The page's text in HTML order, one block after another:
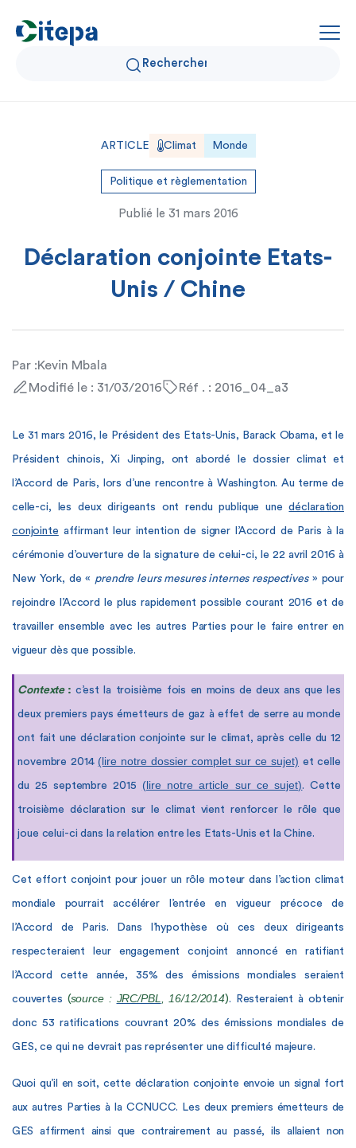
Qui sommes-nous ?
Données Air et Climat
Expertise et solutions
ARTICLE Climat Monde
Politique et règlementation
Publié le 31 mars 2016
Déclaration conjointe Etats-
Unis / Chine
Par :Kevin Mbala
Modifié le : 31/03/2016
Réf . : 2016_04_a3
Le 31 mars 2016, le Président des Etats-Unis, Barack Obama, et le
Président chinois, Xi Jinping, ont abordé le dossier climat et
l’Accord de Paris, lors d’une rencontre à Washington. Au terme de
celle-ci, les deux dirigeants ont rendu publique unedéclaration
conjointe affirmant leur intention de signer l’Accord de Paris à la
cérémonie d’ouverture de la signature de celui-ci, le 22 avril 2016 à
New York, de « prendre leurs mesures internes respectives» pour
rejoindre l’Accord le plus rapidement possible courant 2016 et de
travailler ensemble avec les autres Parties pour le faire entrer en
vigueur dès que possible.
Contexte: c’est la troisième fois en moins de deux ans que les
deux premiers pays émetteurs de gaz à effet de serre au monde
ont fait une déclaration conjointe sur le climat, après celle du 12
novembre 2014 (lire notre dossier complet sur ce sujet) et celle
du 25 septembre 2015 (lire notre article sur ce sujet). Cette
troisième déclaration sur le climat vient renforcer le rôle que
joue celui-ci dans la relation entre les Etats-Unis et la Chine.
Cet effort conjoint pour jouer un rôle moteur dans l’action climat
mondiale pourrait accélérer l’entrée en vigueur précoce de
l’Accord de Paris. Dans l’hypothèse où ces deux dirigeants
respecteraient leur engagement conjoint annoncé en ratifiant
l’Accord cette année, 35% des émissions mondiales seraient
couvertes (source : JRC/PBL , 16/12/2014). Resteraient à obtenir
donc 53 ratifications couvrant 20% des émissions mondiales de
GES, ce qui ne devrait pas représenter une difficulté majeure.
Quoi qu’il en soit, cette déclaration conjointe envoie un signal fort
aux autres Parties à la CCNUCC. Les deux premiers émetteurs de
GES affirment ainsi que contrairement au passé, ils allaient non